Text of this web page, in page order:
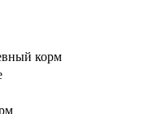
корм